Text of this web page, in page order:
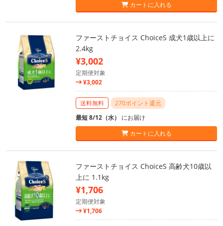
カートに入れる
ファーストチョイス ChoiceS 成犬1歳以上に
2.4kg
¥3,002
定期便対象
¥3,002
送料無料
270ポイント還元
最短 8/12（水） にお届け
カートに入れる
ファーストチョイス ChoiceS 高齢犬10歳以
上に 1.1kg
¥1,706
定期便対象
¥1,706